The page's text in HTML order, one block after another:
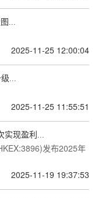
...
2025-11-25 12:00:04
...
2025-11-25 11:55:51
实现盈利...
发布2025年
2025-11-19 19:37:53